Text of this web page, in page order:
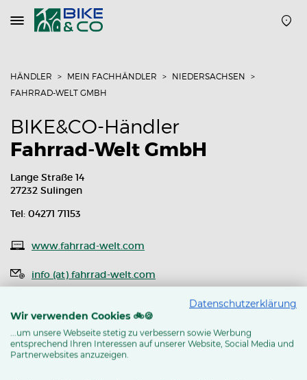
Navigation
öffnen
HÄNDLER MEIN FACHHÄNDLER
NIEDERSACHSEN
FAHRRAD-WELT GMBH
BIKE&CO-Händler
Fahrrad-Welt GmbH
Lange Straße 14
27232 Sulingen
Tel: 04271 71153
www.fahrrad-welt.com
info (at) fahrrad-welt.com
MEHR ERFAHREN
Datenschutzerklärung
Wir verwenden Cookies 🚲🍪
...um unsere Webseite stetig zu verbessern sowie Werbung
entsprechend Ihren Interessen auf unserer Website, Social Media und
Partnerwebsites anzuzeigen.